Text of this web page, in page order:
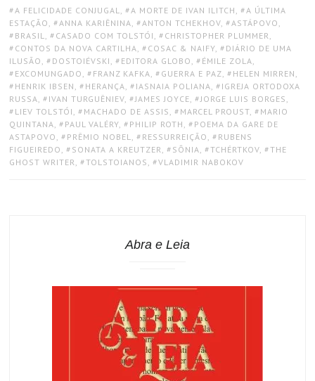
TAGS:
A FELICIDADE CONJUGAL, A MORTE DE IVAN ILITCH , A ÚLTIMA
ESTAÇÃO , ANNA KARIÊNINA, ANTON TCHEKHOV, ASTÁPOVO ,
BRASIL, CASADO COM TOLSTÓI , CHRISTOPHER PLUMMER,
CONTOS DA NOVA CARTILHA, COSAC & NAIFY, DIÁRIO DE UMA
ILUSÃO , DOSTOIÉVSKI , EDITORA GLOBO , ÉMILE ZOLA,
EXCOMUNGADO , FRANZ KAFKA, GUERRA E PAZ, HELEN MIRREN ,
HENRIK IBSEN , HERANÇA, IASNAIA POLIANA, IGREJA ORTODOXA
RUSSA, IVAN TURGUÊNIEV, JAMES JOYCE, JORGE LUIS BORGES ,
LIEV TOLSTÓI , MACHADO DE ASSIS , MARCEL PROUST, MARIO
QUINTANA, PAUL VALÉRY, PHILIP ROTH , POEMA DA GARE DE
ASTAPOVO , PRÊMIO NOBEL, RESSURREIÇÃO , RUBENS
FIGUEIREDO , SONATA A KREUTZER, SÔNIA, TCHÉRTKOV, THE
GHOST WRITER, TOLSTOIANOS , VLADIMIR NABOKOV
Abra e Leia